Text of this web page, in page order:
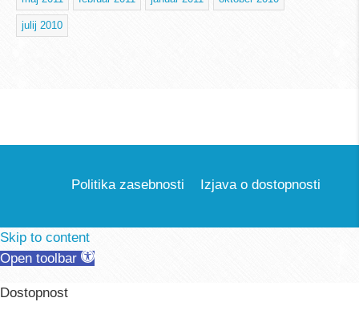
julij 2010
Politika zasebnosti Izjava o dostopnosti
Skip to content
Open toolbar
Dostopnost